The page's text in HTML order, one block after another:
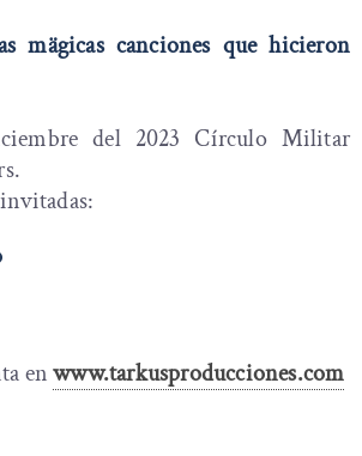
mägicas canciones que hicieron
del 2023 Círculo Militar
enwww.tarkusproducciones.com